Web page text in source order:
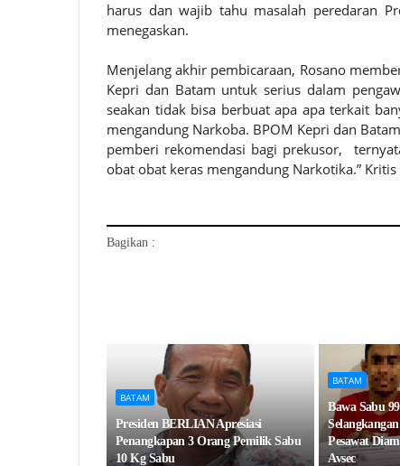
harus dan wajib tahu masalah peredaran
menegaskan.
Menjelang akhir pembicaraan, Rosano
Kepri dan Batam untuk serius dalam
seakan tidak bisa berbuat apa apa terkait
mengandung Narkoba. BPOM Kepri dan
pemberi rekomendasi bagi prekusor,
obat obat keras mengandung Narkotika.”
Bagikan :
BATAM
Presiden BERLIAN Apresiasi
Penangkapan 3 Orang Pemilik Sabu
10 Kg Sabu
BATAM
Bawa Sabu
Pesawat
Avsec